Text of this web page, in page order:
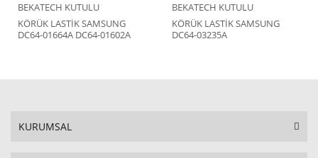
BEKATECH KUTULU
KÖRÜK LASTİK SAMSUNG
DC64-01664A DC64-01602A
BEKATECH KUTULU
KÖRÜK LASTİK SAMSUNG
DC64-03235A
KURUMSAL